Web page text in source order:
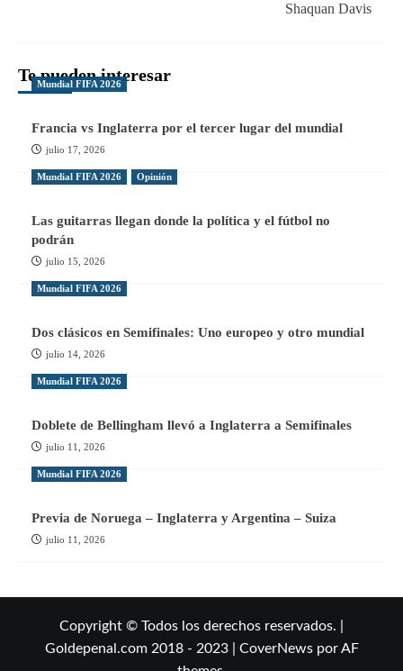
Shaquan Davis
Te pueden interesar
Mundial FIFA 2026
Francia vs Inglaterra por el tercer lugar del mundial
julio 17, 2026
Mundial FIFA 2026 Opinión
Las guitarras llegan donde la política y el fútbol no
podrán
julio 15, 2026
Mundial FIFA 2026
Dos clásicos en Semifinales: Uno europeo y otro mundial
julio 14, 2026
Mundial FIFA 2026
Doblete de Bellingham llevó a Inglaterra a Semifinales
julio 11, 2026
Mundial FIFA 2026
Previa de Noruega – Inglaterra y Argentina – Suiza
julio 11, 2026
Copyright © Todos los derechos reservados. |
Goldepenal.com 2018 - 2023
CoverNewspor AF